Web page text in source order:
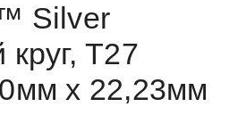
Silver
T27
х 22,23мм